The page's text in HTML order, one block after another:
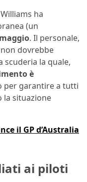
ha
(un
. Il personale,
dovrebbe
scuderia la quale,
è
per garantire a tutti
la situazione
il GP d’Australia
ai piloti